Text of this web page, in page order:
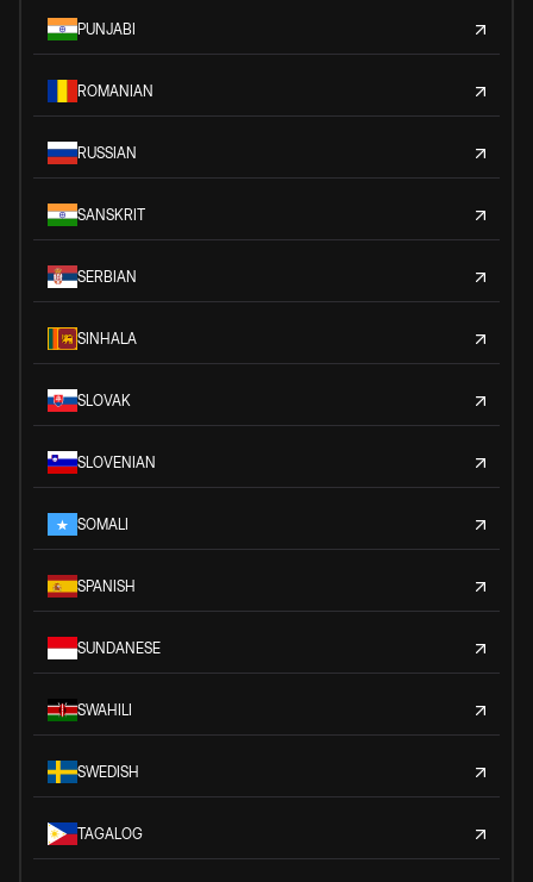
PUNJABI
ROMANIAN
RUSSIAN
SANSKRIT
SERBIAN
SINHALA
SLOVAK
SLOVENIAN
SOMALI
SPANISH
SUNDANESE
SWAHILI
SWEDISH
TAGALOG